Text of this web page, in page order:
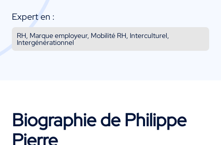
Expert en :
RH, Marque employeur, Mobilité RH, Interculturel,
Intergénérationnel
Biographie de Philippe
Pierre